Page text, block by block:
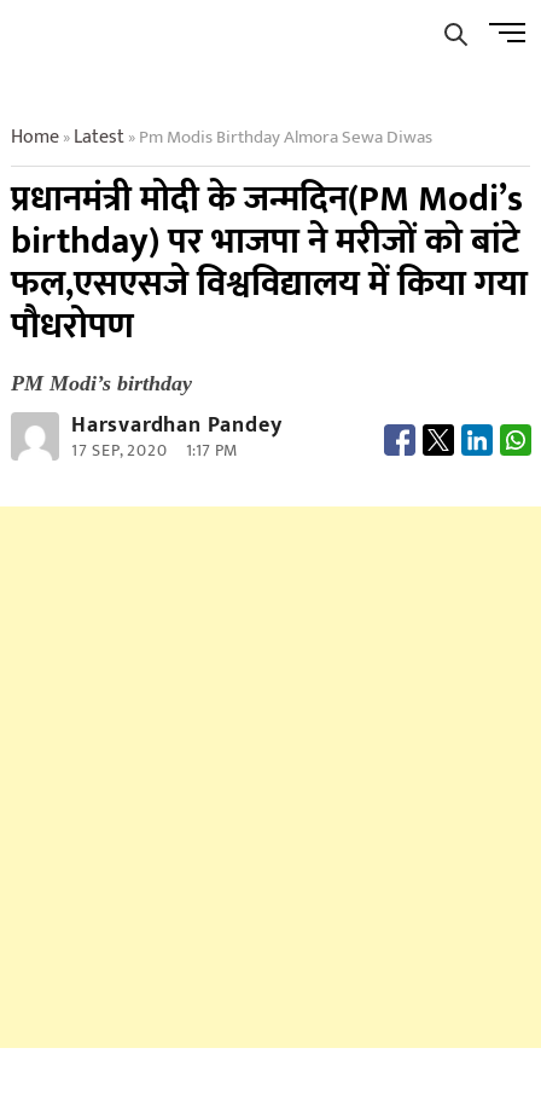
Menu
Home»Latest»Pm Modis Birthday Almora Sewa Diwas
प्रधानमंत्री मोदी के जन्मदिन(PM Modi’s
birthday) पर भाजपा ने मरीजों को बांटे
फल,एसएसजे विश्वविद्यालय में किया गया
पौधरोपण
PM Modi’s birthday
Harsvardhan Pandey
17 SEP, 2020 1:17 PM